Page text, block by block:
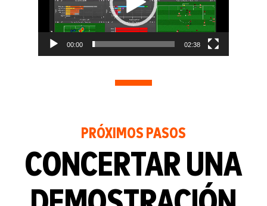
00:00 02:38
PRÓXIMOS PASOS
CONCERTAR UNA